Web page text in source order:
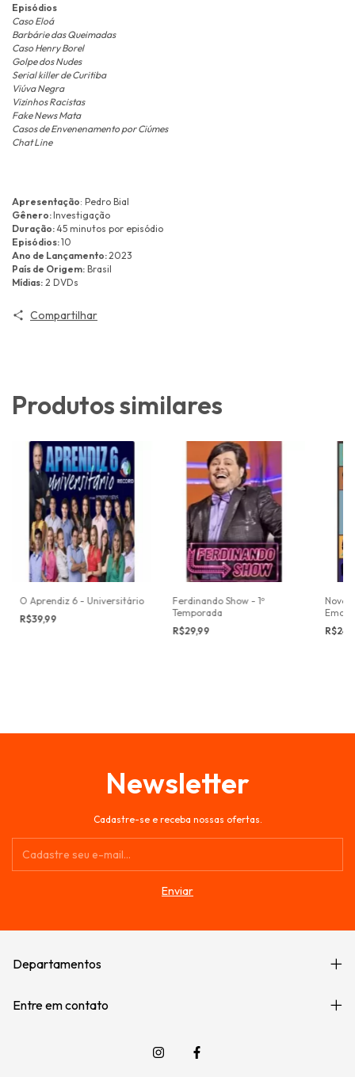
Episódios
Caso Eloá
Barbárie das Queimadas
Caso Henry Borel
Golpe dos Nudes
Serial killer de Curitiba
Viúva Negra
Vizinhos Racistas
Fake News Mata
Casos de Envenenamento por Ciúmes
Chat Line
Apresentação: Pedro Bial
Gênero:Investigação
Duração:45 minutos por episódio
Episódios:10
Ano de Lançamento:2023
País de Origem: Brasil
Mídias: 2 DVDs
Compartilhar
Produtos similares
O Aprendiz 6 - Universitário
R$39,99
Ferdinando Show - 1º
Temporada
R$29,99
Newsletter
Cadastre-se e receba nossas ofertas.
Departamentos
Entre em contato